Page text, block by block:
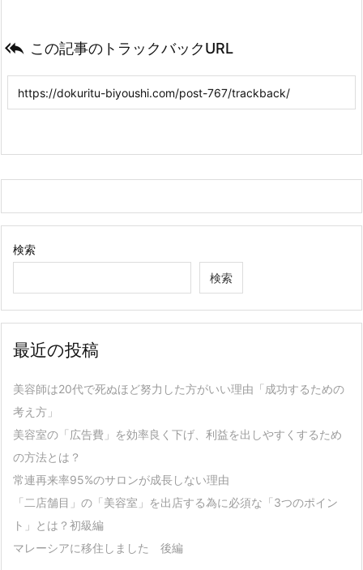
 この記事のトラックバックURL
検索
検索
最近の投稿
美容師は20代で死ぬほど努力した方がいい理由「成功するための
考え方」
美容室の「広告費」を効率良く下げ、利益を出しやすくするため
の方法とは？
常連再来率95%のサロンが成長しない理由
「二店舗目」の「美容室」を出店する為に必須な「3つのポイン
ト」とは？初級編
マレーシアに移住しました 後編